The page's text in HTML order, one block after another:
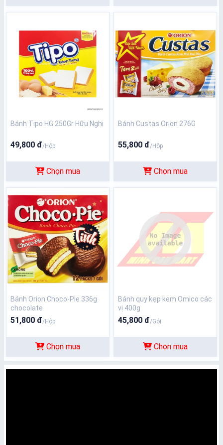
Bánh Tipo HG 250Gr Hữu Nghị
49,800 đ/Hộp
Chọn mua
Bánh Custas Orion 276G
55,800 đ/Hộp
Chọn mua
Bánh Orion Choco-Pie 336g
chocolate
51,800 đ/Hộp
Chọn mua
Bánh quy kẹp kem Omico các
vị 400g
45,800 đ/Gói
Chọn mua